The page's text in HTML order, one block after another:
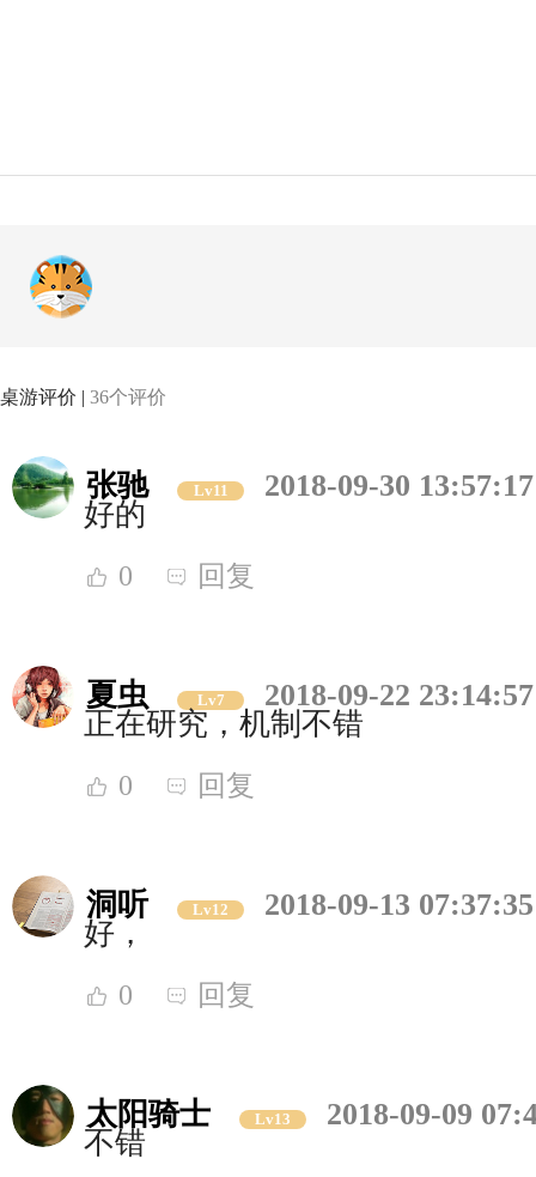
桌游评价 | 36个评价
张驰 Lv11
2018-09-30 13:57:17
好的
0 回复
夏虫 Lv7
2018-09-22 23:14:57
正在研究，机制不错
0 回复
洞听 Lv12
2018-09-13 07:37:35
好，
0 回复
太阳骑士 Lv13
2018-09-09
不错